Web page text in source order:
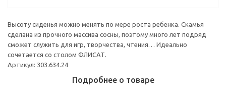
Высоту сиденья можно менять по мере роста ребенка. Скамья
сделана из прочного массива сосны, поэтому много лет подряд
сможет служить для игр, творчества, чтения… Идеально
сочетается со столом ФЛИСАТ.
Артикул: 303.634.24
Подробнее о товаре